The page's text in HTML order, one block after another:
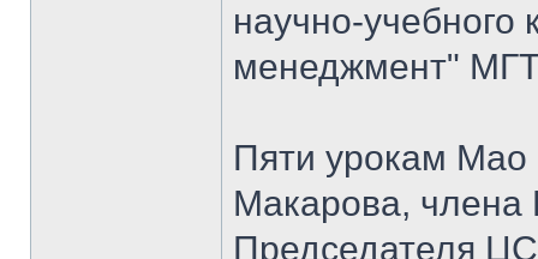
научно-
менеджмент"
Пяти урокам Мао
Макарова,
Председателя